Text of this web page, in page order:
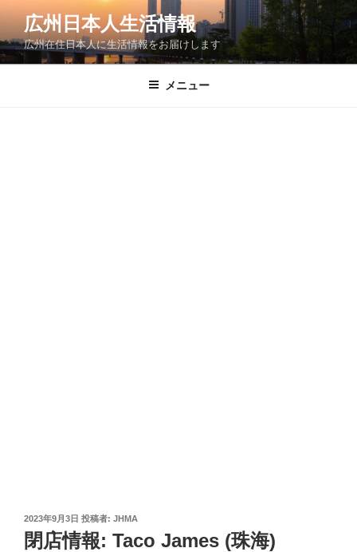
コ
ン
テ
ン
広州日本人生活情報
広州在住日本人に生活情報をお届けします
メニュー
投
稿
日:
2023年9月3日 投稿者: JHMA
閉店情報: Taco James (珠海)